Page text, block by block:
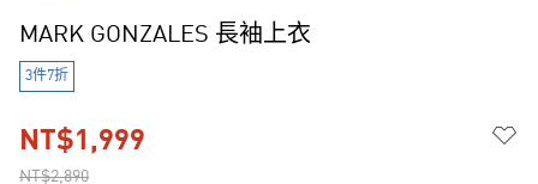
MARK GONZALES 長袖上衣
3件7折
NT$2,890
NT$1,999